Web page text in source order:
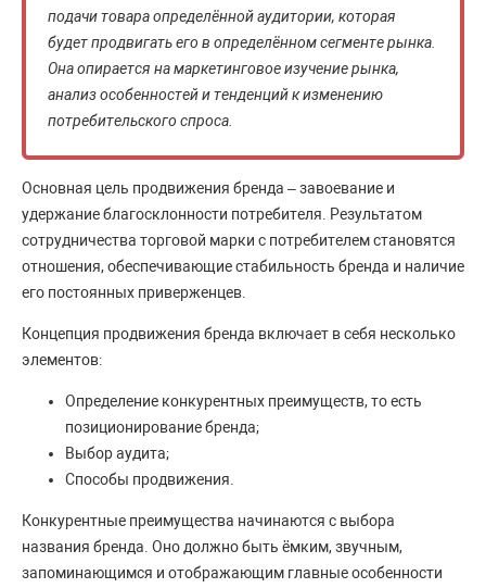
подачи товара определённой аудитории, которая
будет продвигать его в определённом сегменте рынка.
Она опирается на маркетинговое изучение рынка,
анализ особенностей и тенденций к изменению
потребительского спроса.
Основная цель продвижения бренда – завоевание и
удержание благосклонности потребителя. Результатом
сотрудничества торговой марки с потребителем становятся
отношения, обеспечивающие стабильность бренда и наличие
его постоянных приверженцев.
Концепция продвижения бренда включает в себя несколько
элементов:
Определение конкурентных преимуществ, то есть
позиционирование бренда;
Выбор аудита;
Способы продвижения.
Конкурентные преимущества начинаются с выбора
названия бренда. Оно должно быть ёмким, звучным,
запоминающимся и отображающим главные особенности